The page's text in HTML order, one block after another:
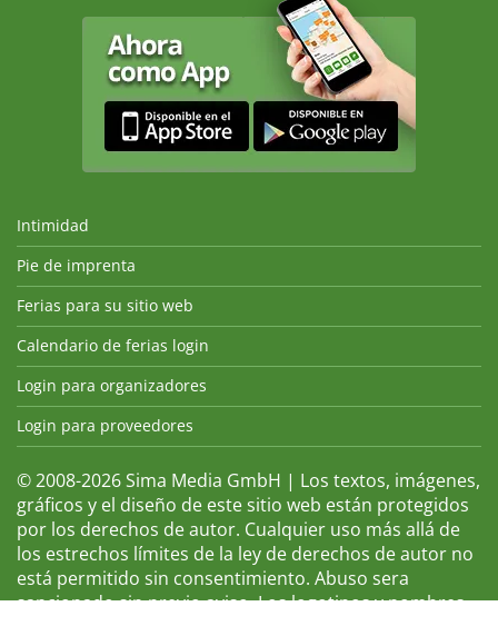
Intimidad
Pie de imprenta
Ferias para su sitio web
Calendario de ferias login
Login para organizadores
Login para proveedores
© 2008-2026 Sima Media GmbH | Los textos, imágenes,
gráficos y el diseño de este sitio web están protegidos
por los derechos de autor. Cualquier uso más allá de
los estrechos límites de la ley de derechos de autor no
está permitido sin consentimiento. Abuso sera
sancionado sin previo aviso. Los logotipos y nombres